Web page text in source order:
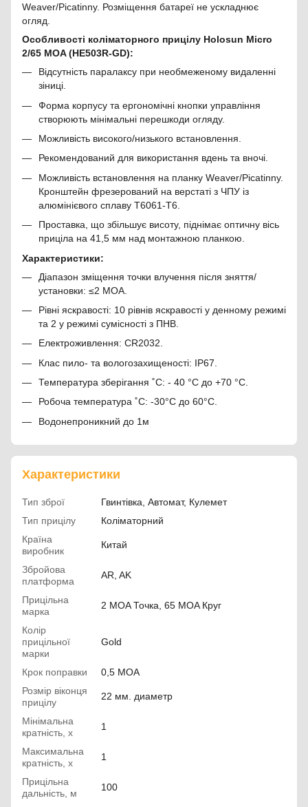
Weaver/Picatinny. Розміщення батареї не ускладнює
огляд.
Особливості коліматорного прицілу Holosun Micro
2/65 MOA (HE503R-GD):
Відсутність паралаксу при необмеженому видаленні
зіниці.
Форма корпусу та ергономічні кнопки управління
створюють мінімальні перешкоди огляду.
Можливість високого/низького встановлення.
Рекомендований для використання вдень та вночі.
Можливість встановлення на планку Weaver/Picatinny.
Кронштейн фрезерований на верстаті з ЧПУ із
алюмінієвого сплаву Т6061-Т6.
Проставка, що збільшує висоту, піднімає оптичну вісь
приціла на 41,5 мм над монтажною планкою.
Характеристики:
Діапазон зміщення точки влучення після зняття/
установки: ≤2 МОА.
Рівні яскравості: 10 рівнів яскравості у денному режимі
та 2 у режимі сумісності з ПНВ.
Електроживлення: CR2032.
Клас пило- та вологозахищеності: IP67.
Температура зберігання ˚С: - 40 °C до +70 °C.
Робоча температура ˚С: -30°С до 60°С.
Водонепроникний до 1м
Характеристики
Тип зброї
Гвинтівка, Автомат, Кулемет
Тип прицілу
Коліматорний
Країна
виробник
Китай
Збройова
платформа
AR, AK
Прицільна
марка
2 MOA Точка, 65 MOA Круг
Колір
прицільної
марки
Gold
Крок поправки
0,5 MOA
Розмір віконця
прицілу
22 мм. диаметр
Мінімальна
кратність, х
1
Максимальна
кратність, х
1
Прицільна
дальність, м
100